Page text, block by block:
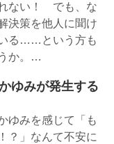
ない！ でも、な
決策を他人に聞け
る……という方も
か。…
ゆみが発生する
ゆみを感じて「も
？」なんて不安に